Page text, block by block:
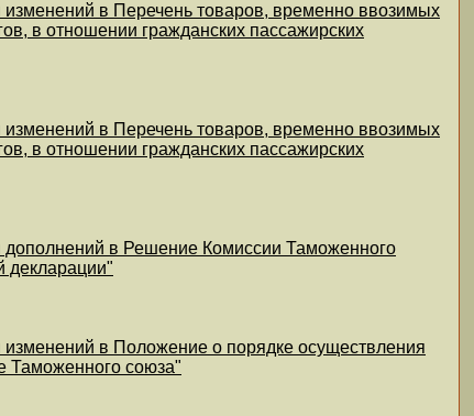
в Перечень товаров, временно ввозимых
в отношении гражданских пассажирских
в Перечень товаров, временно ввозимых
в отношении гражданских пассажирских
в Решение Комиссии Таможенного
декларации"
в Положение о порядке осуществления
Таможенного союза"